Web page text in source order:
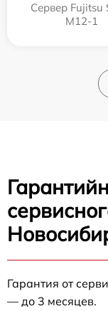
Сервер Fujitsu
M12-1
Гарантия от
— до 3 месяцев.